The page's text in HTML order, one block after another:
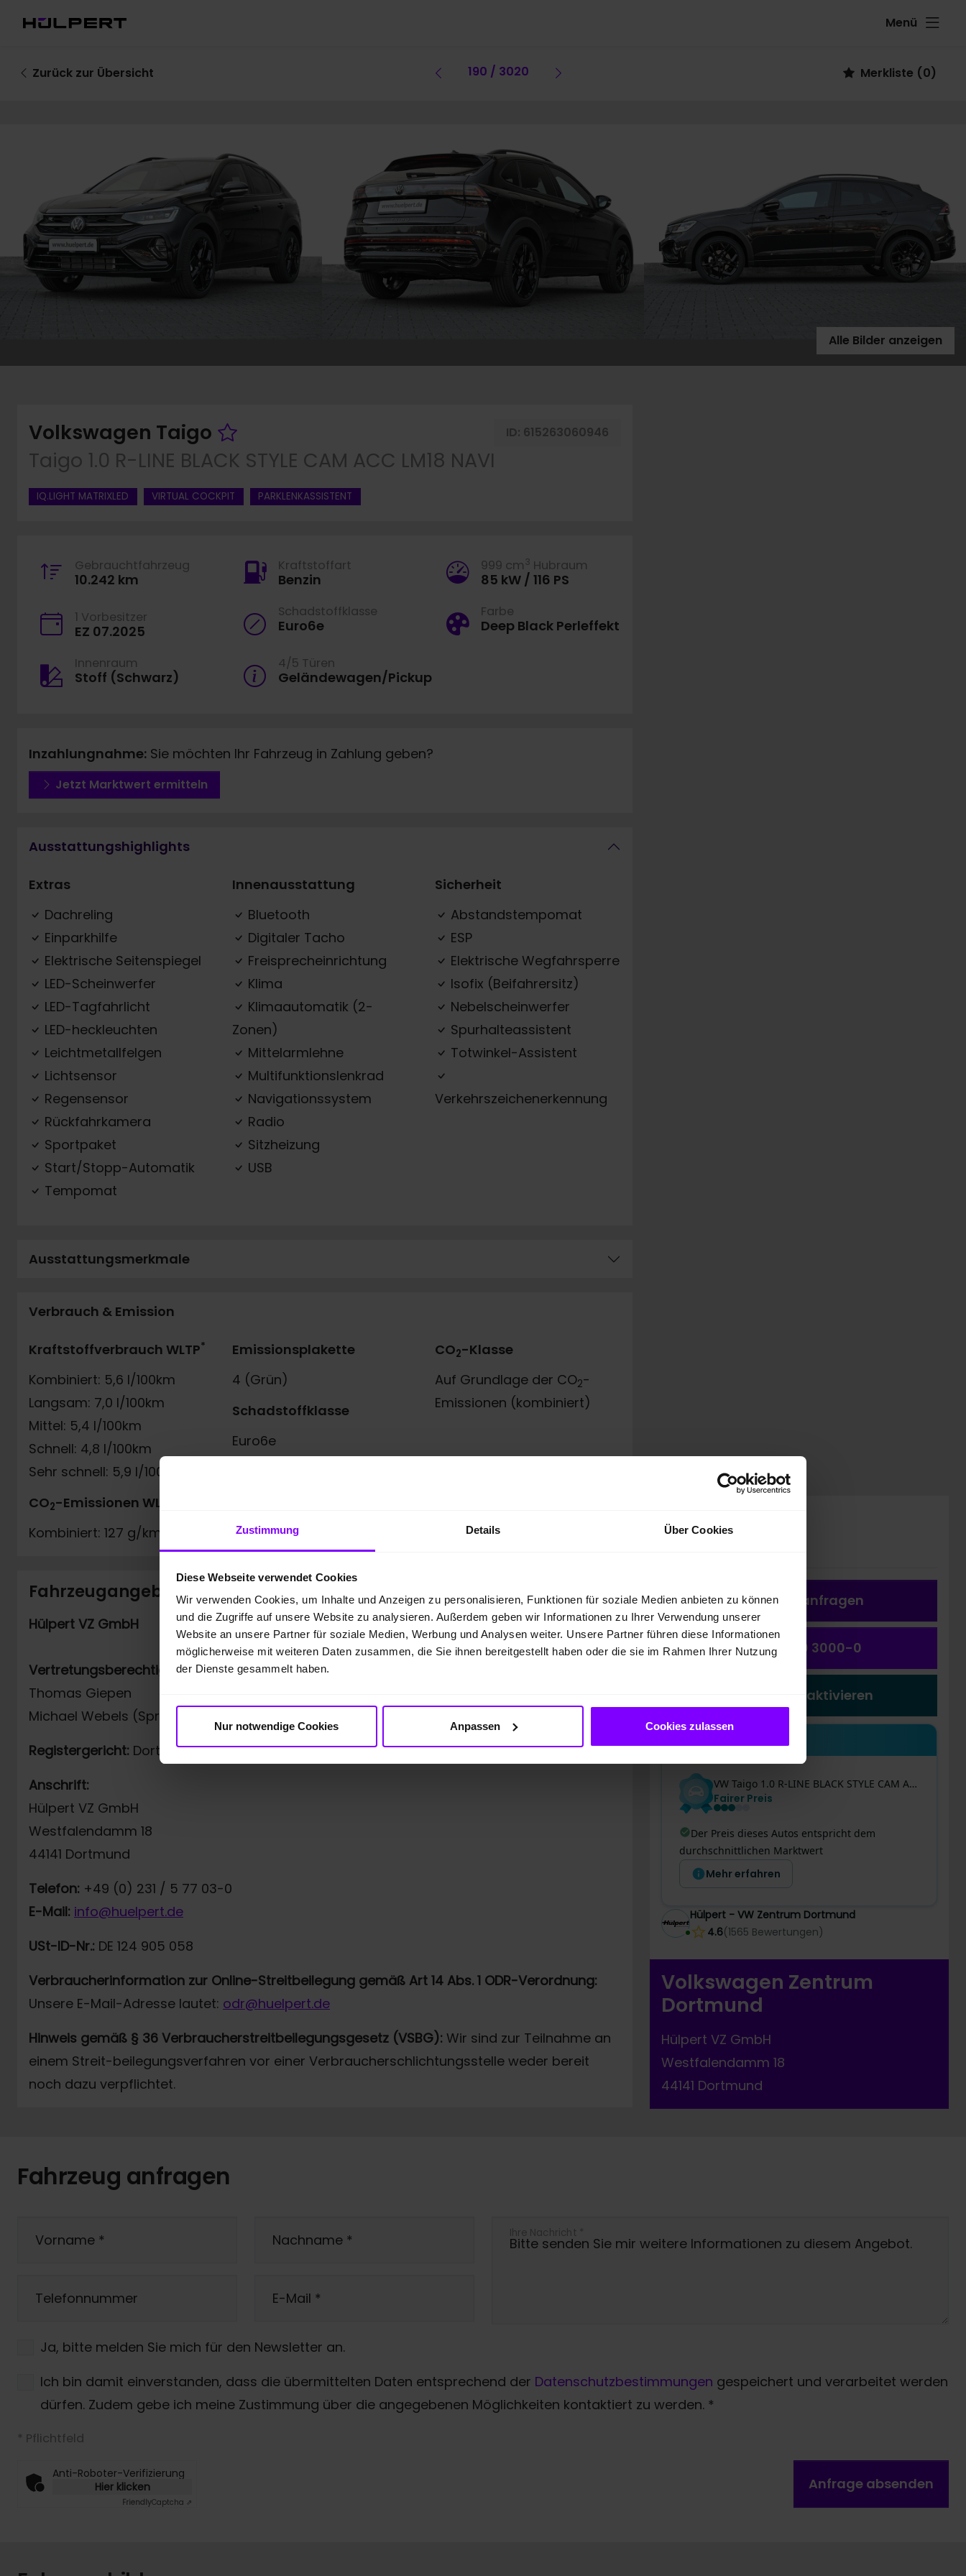
Zustimmung Details Über Cookies
Diese Webseite verwendet Cookies
Wir verwenden Cookies, um Inhalte und Anzeigen zu personalisieren, Funktionen für soziale Medien anbieten zu können
und die Zugriffe auf unsere Website zu analysieren. Außerdem geben wir Informationen zu Ihrer Verwendung unserer
Website an unsere Partner für soziale Medien, Werbung und Analysen weiter. Unsere Partner führen diese Informationen
möglicherweise mit weiteren Daten zusammen, die Sie ihnen bereitgestellt haben oder die sie im Rahmen Ihrer Nutzung
der Dienste gesammelt haben.
Nur notwendige Cookies Anpassen Cookies zulassen
Menü
Zurück zur Übersicht Vorheriges Fahrzeug
190 / 3020 Merkliste (0)
Alle Bilder anzeigen
Volkswagen Taigo Fahrzeug merken ID: 615263060946
Taigo 1.0 R-LINE BLACK STYLE CAM ACC LM18 NAVI
IQ.LIGHT MATRIXLED VIRTUAL COCKPIT PARKLENKASSISTENT
Gebrauchtfahrzeug
10.242 km
Kraftstoffart
Benzin
999 cm 3 Hubraum
85 kW / 116 PS
1 Vorbesitzer
EZ 07.2025
Schadstoffklasse
Euro6e
Farbe
Deep Black Perleffekt
Innenraum
Stoff (Schwarz)
4/5 Türen
Geländewagen/Pickup
Inzahlungnahme: Sie möchten Ihr Fahrzeug in Zahlung geben?
Jetzt Marktwert ermitteln
Ausstattungshighlights
Extras
Dachreling
Einparkhilfe
Elektrische Seitenspiegel
LED-Scheinwerfer
LED-Tagfahrlicht
LED-heckleuchten
Leichtmetallfelgen
Lichtsensor
Regensensor
Rückfahrkamera
Sportpaket
Start/Stopp-Automatik
Tempomat
Innenausstattung
Bluetooth
Digitaler Tacho
Freisprecheinrichtung
Klima
Klimaautomatik (2-
Zonen)
Mittelarmlehne
Multifunktionslenkrad
Navigationssystem
Radio
Sitzheizung
USB
Sicherheit
Abstandstempomat
ESP
Elektrische Wegfahrsperre
Isofix (Beifahrersitz)
Nebelscheinwerfer
Spurhalteassistent
Totwinkel-Assistent
Verkehrszeichenerkennung
Ausstattungsmerkmale
Verbrauch & Emission
Kraftstoffverbrauch WLTP*
Kombiniert: 5,6 l/100km
Langsam: 7,0 l/100km
Mittel: 5,4 l/100km
Schnell: 4,8 l/100km
Sehr schnell: 5,9 l/100km
CO2-Emissionen WLTP
Kombiniert: 127 g/km
Emissionsplakette
4 (Grün)
Schadstoffklasse
Euro6e
CO2-Klasse
Auf Grundlage der CO2-
Emissionen (kombiniert)
Fahrzeugangebot der Hülpert VZ GmbH
Hülpert VZ GmbH
Vertretungsberechtigt:
Thomas Giepen
Michael Webels (Sprecher der Geschäftsführung)
Registergericht: Dortmund, HRB 6837
Anschrift:
Hülpert VZ GmbH
Westfalendamm 18
44141 Dortmund
Telefon: +49 (0) 231 / 5 77 03-0
E-Mail: info@huelpert.de
USt-ID-Nr.: DE 124 905 058
Verbraucherinformation zur Online-Streitbeilegung gemäß Art 14 Abs. 1 ODR-Verordnung:
Unsere E-Mail-Adresse lautet: odr@huelpert.de
Hinweis gemäß § 36 Verbraucherstreitbeilegungsgesetz (VSBG): Wir sind zur Teilnahme an
einem Streit-beilegungsverfahren vor einer Verbraucherschlichtungsstelle weder bereit
noch dazu verpflichtet.
Fahrzeug anfragen
(0231) 550 3000-0
Preiswecker aktivieren
VW Taigo 1.0 R-LINE BLACK STYLE CAM ACC LM18 NAVI
Fairer Preis
Der Preis dieses Autos entspricht dem
durchschnittlichen Marktwert
Mehr erfahren
Hülpert - VW Zentrum Dortmund
4.6(1565 Bewertungen)
Volkswagen Zentrum
Dortmund
Hülpert VZ GmbH
Westfalendamm 18
44141 Dortmund
Fahrzeug anfragen
Vorname * Nachname *
Telefonnummer E-Mail *
Ihre Nachricht *
Ja, bitte melden Sie mich für den Newsletter an.
Ich bin damit einverstanden, dass die übermittelten Daten entsprechend der Datenschutzbestimmungen gespeichert und verarbeitet werden
dürfen. Zudem gebe ich meine Zustimmung über die angegebenen Möglichkeiten kontaktiert zu werden. *
* Pflichtfeld
Anti-Roboter-Verifizierung
Hier klicken
FriendlyCaptcha ⇗
Anfrage absenden